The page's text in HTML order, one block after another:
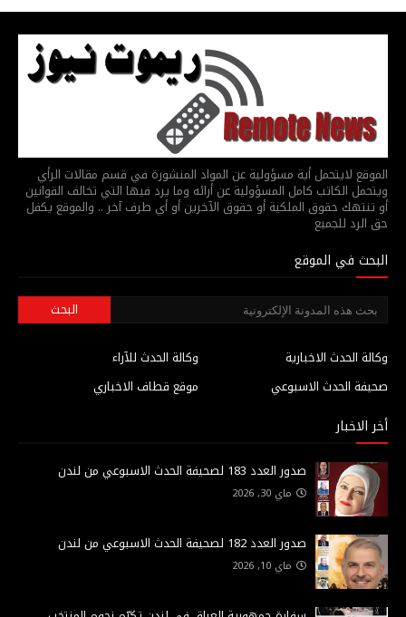
الموقع لايتحمل أية مسؤولية عن المواد المنشورة في قسم مقالات الرأي
ويتحمل الكاتب كامل المسؤولية عن أرائه وما يرد فيها التي تخالف القوانين
أو تنتهك حقوق الملكية أو حقوق الآخرين أو أي طرف آخر .. والموقع يكفل
حق الرد للجميع
البحث في الموقع
وكالة الحدث للآراء
وكالة الحدث الاخبارية
موقع قطاف الاخباري
صحيفة الحدث الاسبوعي
أخر الاخبار
صدور العدد 183 لصحيفة الحدث الاسبوعي من لندن
ماي 30, 2026
صدور العدد 182 لصحيفة الحدث الاسبوعي من لندن
ماي 10, 2026